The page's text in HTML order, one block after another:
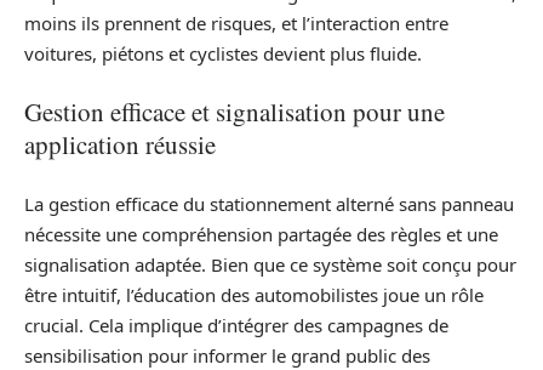
moins ils prennent de risques, et l’interaction entre
voitures, piétons et cyclistes devient plus fluide.
Gestion efficace et signalisation pour une
application réussie
La gestion efficace du stationnement alterné sans panneau
nécessite une compréhension partagée des règles et une
signalisation adaptée. Bien que ce système soit conçu pour
être intuitif, l’éducation des automobilistes joue un rôle
crucial. Cela implique d’intégrer des campagnes de
sensibilisation pour informer le grand public des